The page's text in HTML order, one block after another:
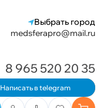
Выбрать город
medsferapro@mail.ru
Написать в telegram
8 965 520 20 35